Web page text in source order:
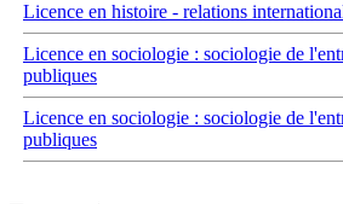
Licence en histoire - relations
Licence en sociologie : sociologie de
publiques
Licence en sociologie : sociologie de
publiques